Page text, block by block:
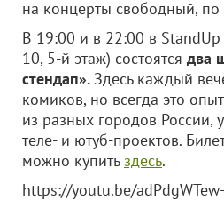
на концерты свободный, по
В 19:00 и в 22:00 в StandUp
10, 5-й этаж) состоятся два
стендап». Здесь каждый
комиков, но всегда это
из разных городов России,
теле- и ютуб-проектов.
можно купитьздесь.
https://youtu.be/